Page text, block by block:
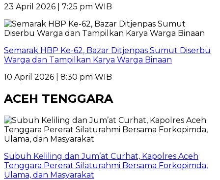
23 April 2026 | 7:25 pm WIB
Semarak HBP Ke-62, Bazar Ditjenpas Sumut Diserbu
Warga dan Tampilkan Karya Warga Binaan
10 April 2026 | 8:30 pm WIB
ACEH TENGGARA
Subuh Keliling dan Jum’at Curhat, Kapolres Aceh
Tenggara Pererat Silaturahmi Bersama Forkopimda,
Ulama, dan Masyarakat